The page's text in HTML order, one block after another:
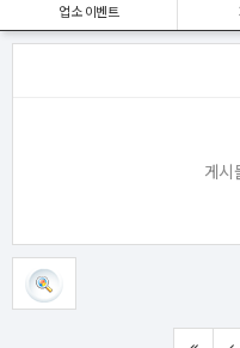
업소 이벤트
게시